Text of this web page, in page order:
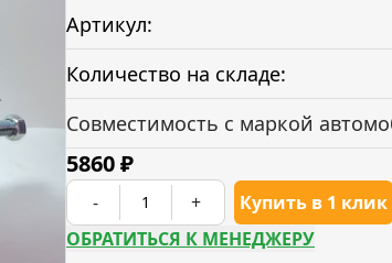
Артикул:
Количество на складе:
Совместимость с маркой
5860₽
- + Купить в 1 клик
ОБРАТИТЬСЯ К МЕНЕДЖЕРУ